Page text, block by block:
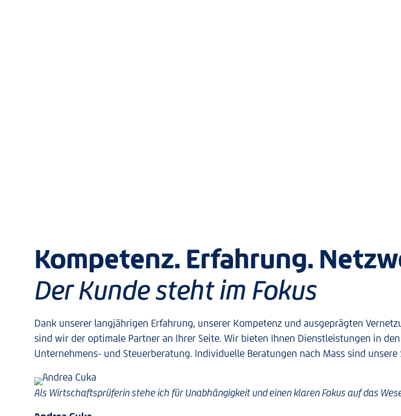
Kompetenz. Erfahrung.
Der Kunde steht im Fokus
Dank unserer langjährigen Erfahrung, unserer Kompetenz und ausgeprägten
sind wir der optimale Partner an Ihrer Seite. Wir bieten Ihnen Dienstleistungen in
Unternehmens- und Steuerberatung. Individuelle Beratungen nach Mass sind unsere
Als Wirtschaftsprüferin stehe ich für Unabhängigkeit und einen klaren Fokus auf das